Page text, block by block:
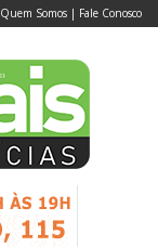
Quem Somos | Fale Conosco